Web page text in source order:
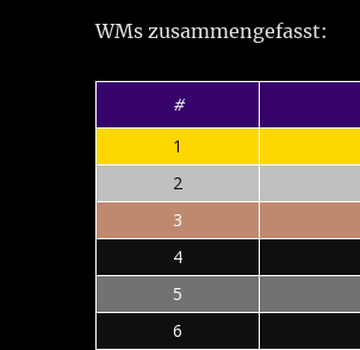
WMs zusammengefasst:
#
1
2
3
4
5
6